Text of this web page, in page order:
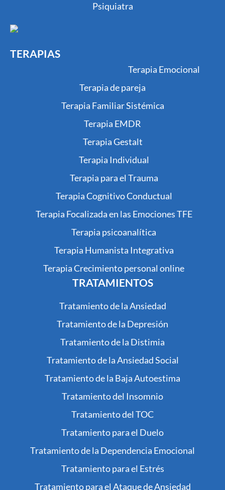
Psiquiatra
TERAPIAS
Terapia Emocional
Terapia de pareja
Terapia Familiar Sistémica
Terapia EMDR
Terapia Gestalt
Terapia Individual
Terapia para el Trauma
Terapia Cognitivo Conductual
Terapia Focalizada en las Emociones TFE
Terapia psicoanalítica
Terapia Humanista Integrativa
Terapia Crecimiento personal online
TRATAMIENTOS
Tratamiento de la Ansiedad
Tratamiento de la Depresión
Tratamiento de la Distimia
Tratamiento de la Ansiedad Social
Tratamiento de la Baja Autoestima
Tratamiento del Insomnio
Tratamiento del TOC
Tratamiento para el Duelo
Tratamiento de la Dependencia Emocional
Tratamiento para el Estrés
Tratamiento para el Ataque de Ansiedad